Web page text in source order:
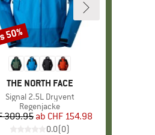
MARKE
THE NORTH FACE
Artikel
Signal 2.5L Dryvent
Produktgruppe
Regenjacke
Preis
309.95 reduzierter Preis
ab CHF 154.98
0.0(0)
50%